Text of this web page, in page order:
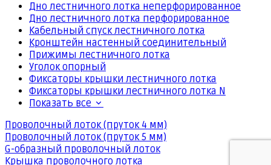
Дно лестничного лотка неперфорированное
Дно лестничного лотка перфорированное
Кабельный спуск лестничного лотка
Кронштейн настенный соединительный
Прижимы лестничного лотка
Уголок опорный
Фиксаторы крышки лестничного лотка
Фиксаторы крышки лестничного лотка N
Показать все
Проволочный лоток (пруток 4 мм)
Проволочный лоток (пруток 5 мм)
G-образный проволочный лоток
Крышка проволочного лотка